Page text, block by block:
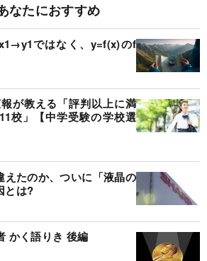
なたにおすすめ
ではなく、y=f(x)のf
が教える「評判以上に満
校」【中学受験の学校選
えたのか、ついに「液晶の
とは?
かく語りき 後編